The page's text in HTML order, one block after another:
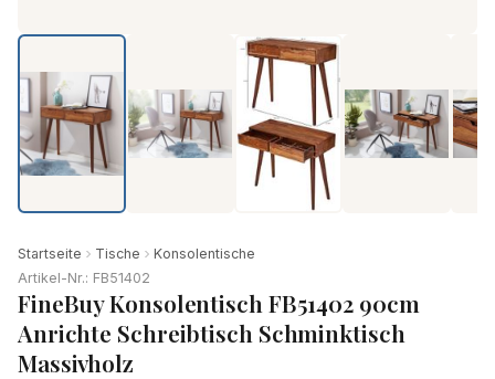
Startseite Tische
Konsolentische
Artikel-Nr.: FB51402
FineBuy Konsolentisch FB51402 90cm
Anrichte Schreibtisch Schminktisch
Massivholz